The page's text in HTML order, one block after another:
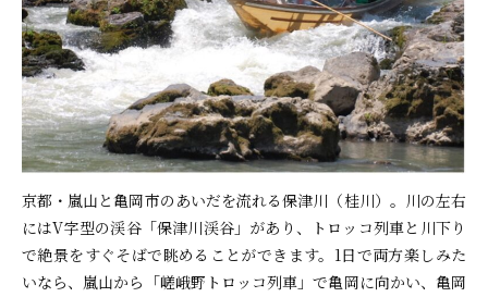
京都・嵐山と亀岡市のあいだを流れる保津川（桂川）。川の左右
にはV字型の渓谷「保津川渓谷」があり、トロッコ列車と川下り
で絶景をすぐそばで眺めることができます。1日で両方楽しみた
いなら、嵐山から「嵯峨野トロッコ列車」で亀岡に向かい、亀岡